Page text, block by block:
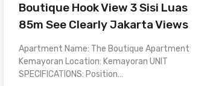
Boutique Hook View 3 Sisi Luas
85m See Clearly Jakarta Views
Apartment Name: The Boutique Apartment
Kemayoran Location: Kemayoran UNIT
SPECIFICATIONS: Position…